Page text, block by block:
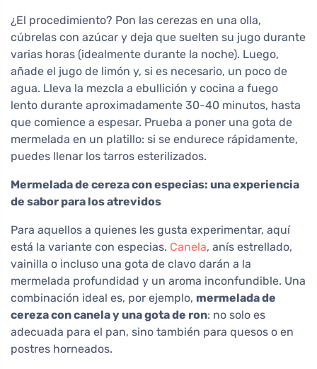
¿El procedimiento? Pon las cerezas en una olla,
cúbrelas con azúcar y deja que suelten su jugo durante
varias horas (idealmente durante la noche). Luego,
añade el jugo de limón y, si es necesario, un poco de
agua. Lleva la mezcla a ebullición y cocina a fuego
lento durante aproximadamente 30-40 minutos, hasta
que comience a espesar. Prueba a poner una gota de
mermelada en un platillo: si se endurece rápidamente,
puedes llenar los tarros esterilizados.
Mermelada de cereza con especias: una experiencia
de sabor para los atrevidos
Para aquellos a quienes les gusta experimentar, aquí
está la variante con especias. Canela, anís estrellado,
vainilla o incluso una gota de clavo darán a la
mermelada profundidad y un aroma inconfundible. Una
combinación ideal es, por ejemplo, mermelada de
cereza con canela y una gota de ron: no solo es
adecuada para el pan, sino también para quesos o en
postres horneados.